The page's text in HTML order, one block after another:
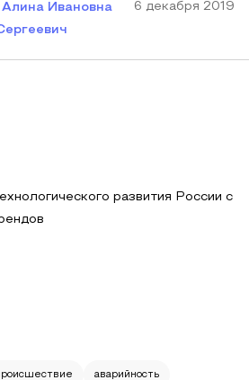
Ивановна
6 декабря 2019
развития России с
аварийность